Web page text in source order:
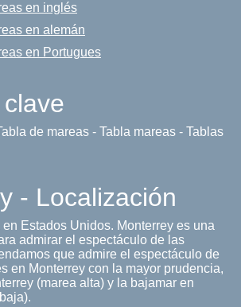
en inglés
en alemán
en Portugues
de mareas - Tabla mareas - Tablas
- Localización
en Estados Unidos. Monterrey es una
admirar el espectáculo de las
que admire el espectáculo de
en Monterrey con la mayor prudencia,
(marea alta) y la bajamar en